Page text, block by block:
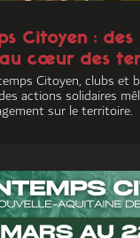
Citoyen :
cœur des
Citoyen, clubs et
actions solidaires
sur le territoire.